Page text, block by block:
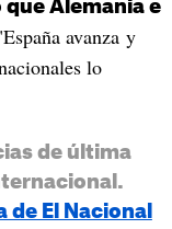
que Alemania e
avanza y
lo
de última
El Nacional